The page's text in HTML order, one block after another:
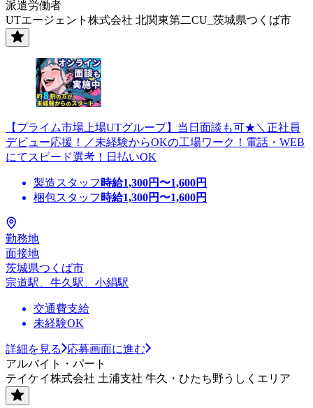
派遣労働者
UTエージェント株式会社 北関東第二CU_茨城県つくば市
【プライム市場上場UTグループ】当日面談も可★＼正社員
デビュー応援！／未経験からOKの工場ワーク！電話・WEB
にてスピード選考！日払いOK
製造スタッフ 時給1,300円〜1,600円
梱包スタッフ 時給1,300円〜1,600円
勤務地
面接地
茨城県つくば市
宗道駅、牛久駅、小絹駅
交通費支給
未経験OK
詳細を見る
応募画面に進む
アルバイト・パート
テイケイ株式会社 土浦支社 牛久・ひたち野うしくエリア